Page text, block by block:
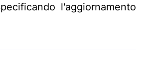
l'aggiornamento